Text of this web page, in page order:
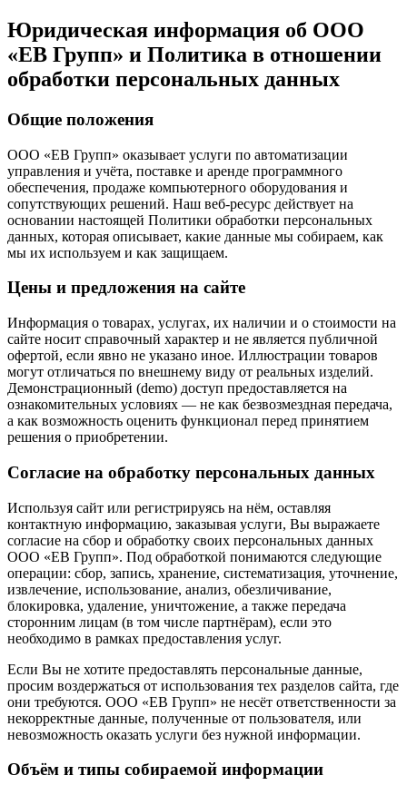
Юридическая информация об ООО
«ЕВ Групп» и Политика в отношении
обработки персональных данных
Общие положения
ООО «ЕВ Групп» оказывает услуги по автоматизации
управления и учёта, поставке и аренде программного
обеспечения, продаже компьютерного оборудования и
сопутствующих решений. Наш веб-ресурс действует на
основании настоящей Политики обработки персональных
данных, которая описывает, какие данные мы собираем, как
мы их используем и как защищаем.
Цены и предложения на сайте
Информация о товарах, услугах, их наличии и о стоимости на
сайте носит справочный характер и не является публичной
офертой, если явно не указано иное. Иллюстрации товаров
могут отличаться по внешнему виду от реальных изделий.
Демонстрационный (demo) доступ предоставляется на
ознакомительных условиях — не как безвозмездная передача,
а как возможность оценить функционал перед принятием
решения о приобретении.
Согласие на обработку персональных данных
Используя сайт или регистрируясь на нём, оставляя
контактную информацию, заказывая услуги, Вы выражаете
согласие на сбор и обработку своих персональных данных
ООО «ЕВ Групп». Под обработкой понимаются следующие
операции: сбор, запись, хранение, систематизация, уточнение,
извлечение, использование, анализ, обезличивание,
блокировка, удаление, уничтожение, а также передача
сторонним лицам (в том числе партнёрам), если это
необходимо в рамках предоставления услуг.
Если Вы не хотите предоставлять персональные данные,
просим воздержаться от использования тех разделов сайта, где
они требуются. ООО «ЕВ Групп» не несёт ответственности за
некорректные данные, полученные от пользователя, или
невозможность оказать услуги без нужной информации.
Объём и типы собираемой информации